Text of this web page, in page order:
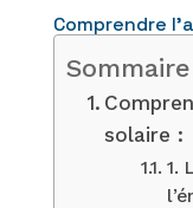
Comprendre
Sommaire
solaire :
1.